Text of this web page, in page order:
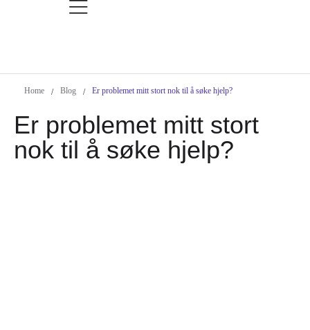
Home / Blog / Er problemet mitt stort nok til å søke hjelp?
Er problemet mitt stort
nok til å søke hjelp?